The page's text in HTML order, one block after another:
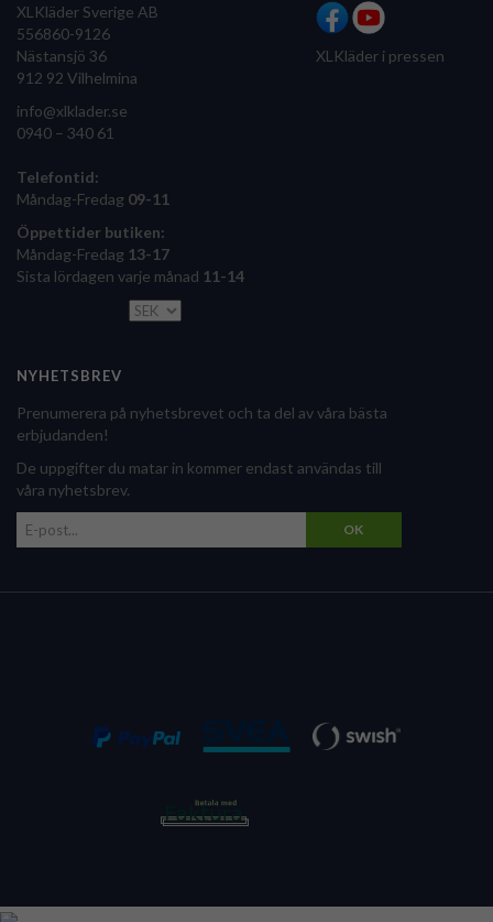
XLKläder Sverige AB
556860-9126
Nästansjö 36
912 92 Vilhelmina
info@xlklader.se
0940 – 340 61
Telefontid:
Måndag-Fredag 09-11
Öppettider butiken:
Måndag-Fredag 13-17
Sista lördagen varje månad 11-14
XLKläder i pressen
NYHETSBREV
Prenumerera på nyhetsbrevet och ta del av våra bästa
erbjudanden!
De uppgifter du matar in kommer endast användas till
våra nyhetsbrev.
OK